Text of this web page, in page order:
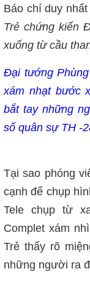
Báo chí duy
Trẻ chứng kiến
xuống từ cầu
Đại tướng
xám nhạt bước
bắt tay những
số quân sự TH -
Tại sao phóng
cạnh để chụp
Tele chụp từ
Complet xám
Trẻ thấy rõ
những người ra